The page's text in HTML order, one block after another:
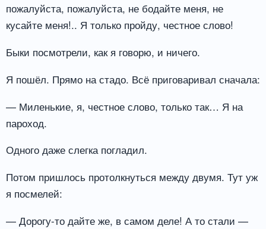
пожалуйста, пожалуйста, не бодайте меня, не
кусайте меня!.. Я только пройду, честное слово!
Быки посмотрели, как я говорю, и ничего.
Я пошёл. Прямо на стадо. Всё приговаривал сначала:
— Миленькие, я, честное слово, только так… Я на
пароход.
Одного даже слегка погладил.
Потом пришлось протолкнуться между двумя. Тут уж
я посмелей:
— Дорогу-то дайте же, в самом деле! А то стали —